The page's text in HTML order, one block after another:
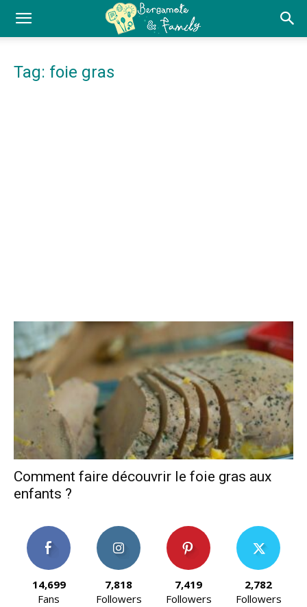
Tag: foie gras
Comment faire découvrir le foie gras aux
enfants ?
14,699
Fans
7,818
Followers
7,419
Followers
2,782
Followers